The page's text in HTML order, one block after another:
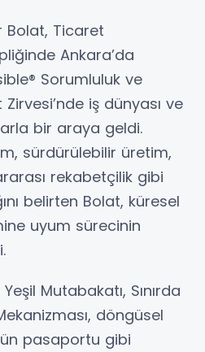
Bolat, Ticaret
Ankara’da
Sorumluluk ve
iş dünyası ve
bir araya geldi.
sürdürülebilir üretim,
rekabetçilik gibi
belirten Bolat, küresel
uyum sürecinin
Mutabakatı, Sınırda
döngüsel
pasaportu gibi